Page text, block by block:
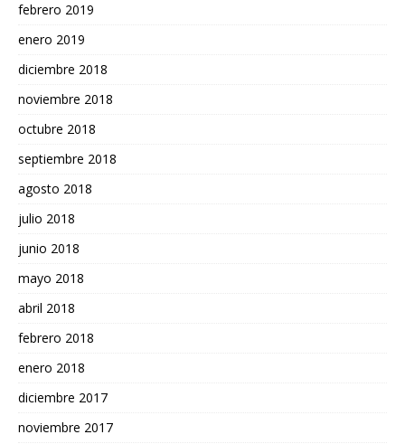
febrero 2019
enero 2019
diciembre 2018
noviembre 2018
octubre 2018
septiembre 2018
agosto 2018
julio 2018
junio 2018
mayo 2018
abril 2018
febrero 2018
enero 2018
diciembre 2017
noviembre 2017